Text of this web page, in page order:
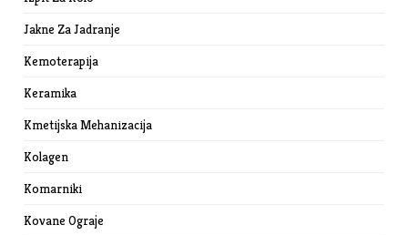
Jakne Za Jadranje
Kemoterapija
Keramika
Kmetijska Mehanizacija
Kolagen
Komarniki
Kovane Ograje